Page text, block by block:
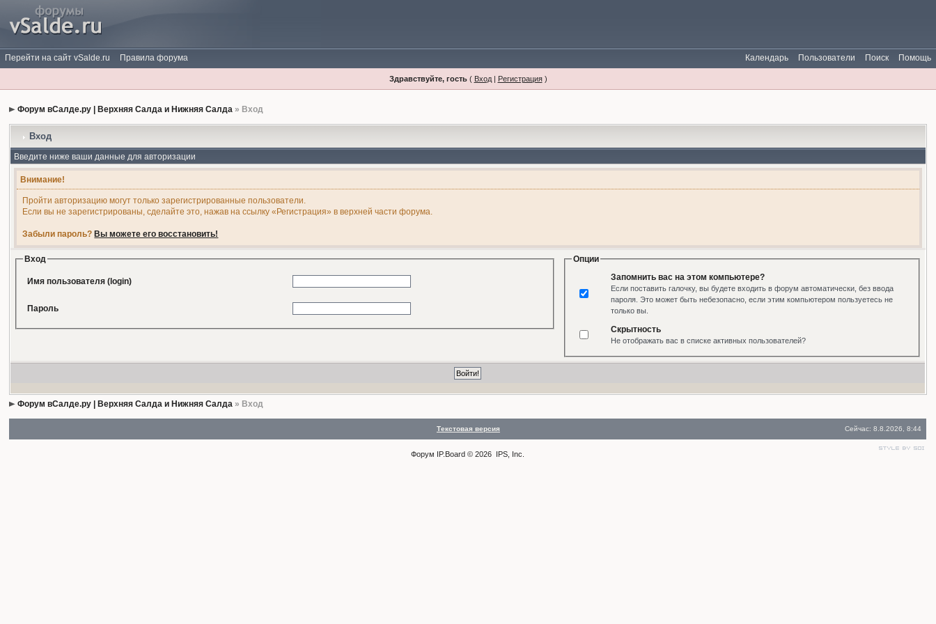
Перейти на сайт vSalde.ru Правила форума Помощь
Поиск
Пользователи
Календарь
Здравствуйте, гость( Вход| Регистрация)
Форум вСалде.ру | Верхняя Салда и Нижняя Салда » Вход
Вход
Введите ниже ваши данные для авторизации
Внимание!
Пройти авторизацию могут только зарегистрированные пользователи.
Если вы не зарегистрированы, сделайте это, нажав на ссылку «Регистрация» в верхней части форума.
Забыли пароль? Вы можете его восстановить!
Вход
Имя пользователя (login)
Пароль
Опции
Запомнить вас на этом компьютере?
Если поставить галочку, вы будете входить в форум автоматически, без ввода
пароля. Это может быть небезопасно, если этим компьютером пользуетесь не
только вы.
Скрытность
Не отображать вас в списке активных пользователей?
Форум вСалде.ру | Верхняя Салда и Нижняя Салда » Вход
Текстовая версия Сейчас: 8.8.2026, 8:44
Форум IP.Board © 2026 IPS, Inc